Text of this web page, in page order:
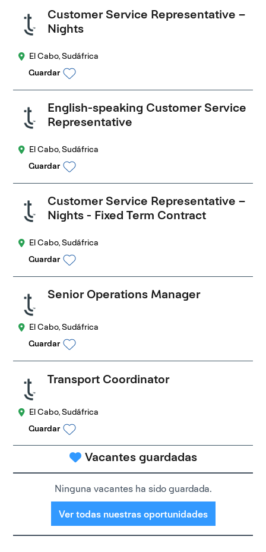
Customer Service Representative –
Nights
El Cabo, Sudáfrica
Guardar
English-speaking Customer Service
Representative
El Cabo, Sudáfrica
Guardar
Customer Service Representative –
Nights - Fixed Term Contract
El Cabo, Sudáfrica
Guardar
Senior Operations Manager
El Cabo, Sudáfrica
Guardar
Transport Coordinator
El Cabo, Sudáfrica
Guardar
Vacantes guardadas
Ninguna vacantes ha sido guardada.
Ver todas nuestras oportunidades